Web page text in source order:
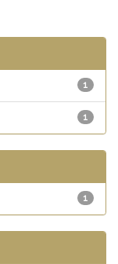
1
1
1